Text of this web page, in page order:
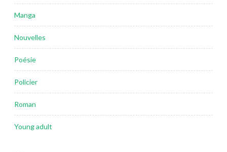
Manga
Nouvelles
Poésie
Policier
Roman
Young adult